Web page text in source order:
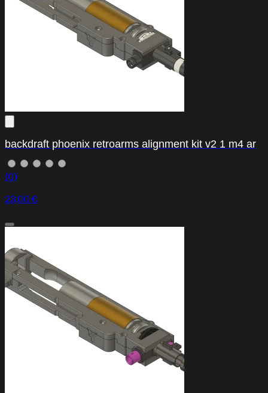
backdraft phoenix retroarms alignment kit v2 1 m4 ar
(0)
23,00 €